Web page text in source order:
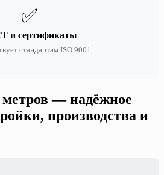
✅
и сертификаты
стандартам ISO 9001
— надёжное
производства и